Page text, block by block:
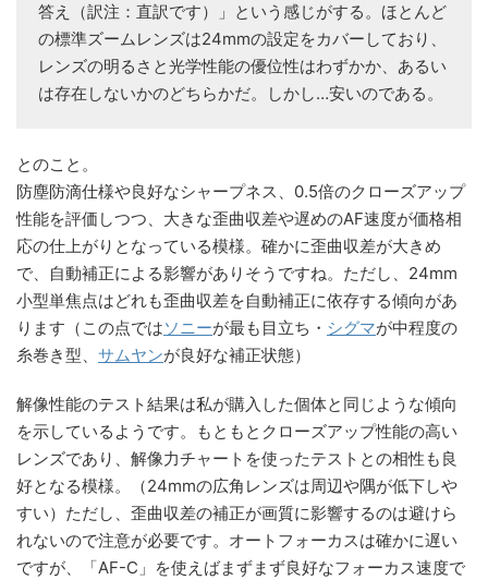
答え（訳注：直訳です）」という感じがする。ほとんど
の標準ズームレンズは24mmの設定をカバーしており、
レンズの明るさと光学性能の優位性はわずかか、あるい
は存在しないかのどちらかだ。しかし…安いのである。
とのこと。
防塵防滴仕様や良好なシャープネス、0.5倍のクローズアップ
性能を評価しつつ、大きな歪曲収差や遅めのAF速度が価格相
応の仕上がりとなっている模様。確かに歪曲収差が大きめ
で、自動補正による影響がありそうですね。ただし、24mm
小型単焦点はどれも歪曲収差を自動補正に依存する傾向があ
ります（この点ではソニーが最も目立ち・ シグマが中程度の
糸巻き型、 サムヤンが良好な補正状態）
解像性能のテスト結果は私が購入した個体と同じような傾向
を示しているようです。もともとクローズアップ性能の高い
レンズであり、解像力チャートを使ったテストとの相性も良
好となる模様。（24mmの広角レンズは周辺や隅が低下しや
すい）ただし、歪曲収差の補正が画質に影響するのは避けら
れないので注意が必要です。オートフォーカスは確かに遅い
ですが、「AF-C」を使えばまずまず良好なフォーカス速度で